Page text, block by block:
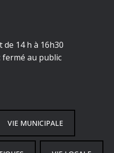
de 14 h à 16h30
fermé au public
VIE MUNICIPALE